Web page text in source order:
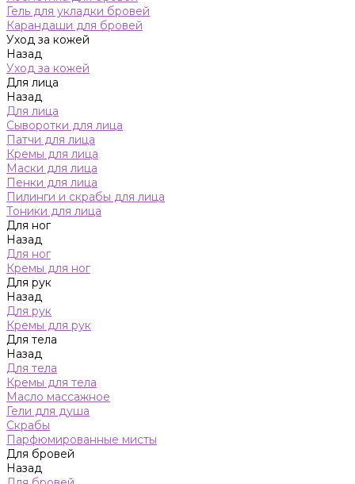
Гель для укладки бровей
Карандаши для бровей
Уход за кожей
Назад
Уход за кожей
Для лица
Назад
Для лица
Сыворотки для лица
Патчи для лица
Кремы для лица
Маски для лица
Пенки для лица
Пилинги и скрабы для лица
Тоники для лица
Для ног
Назад
Для ног
Кремы для ног
Для рук
Назад
Для рук
Кремы для рук
Для тела
Назад
Для тела
Кремы для тела
Масло массажное
Гели для душа
Скрабы
Парфюмированные мисты
Для бровей
Назад